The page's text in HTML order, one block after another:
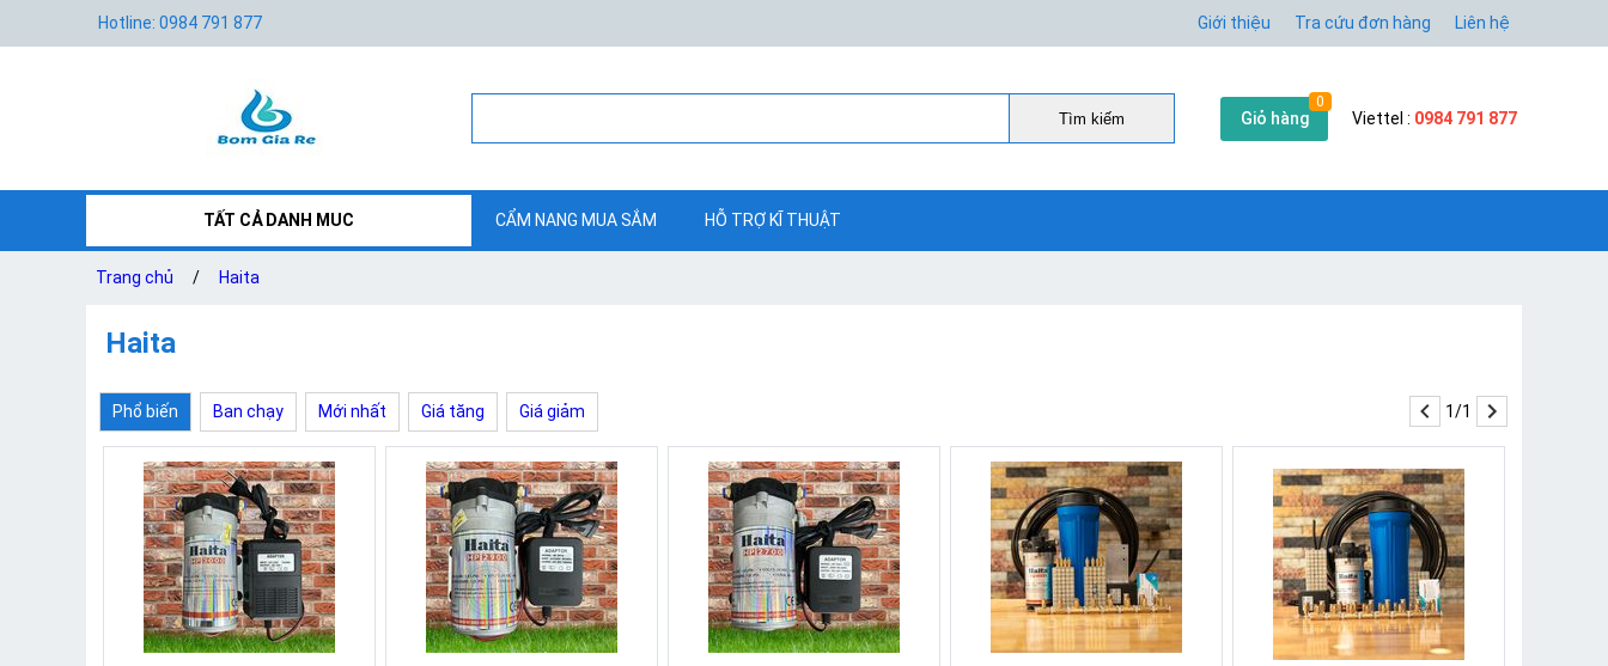
Hotline: 0984 791 877 Giới thiệu Tra cứu đơn hàng Liên hệ
Tìm kiếm Giỏ hàng
0
Viettel : 0984 791 877
TẤT CẢ DANH MUC CẨM NANG MUA SẮM HỖ TRỢ KĨ THUẬT
Trang chủ / Haita
Haita
Phổ biến Ban chạy Mới nhất Giá tăng Giá giảm 1/1